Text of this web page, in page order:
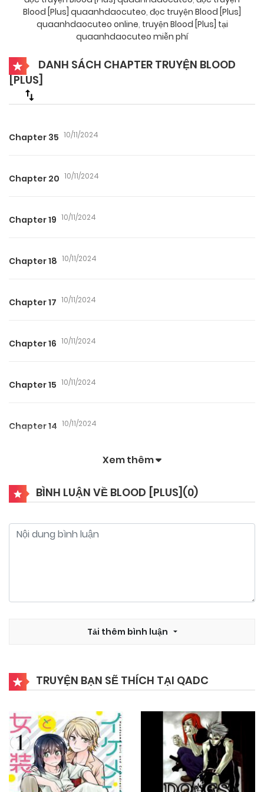
Blood [Plus] quaanhdaocuteo, đọc truyện Blood [Plus]
quaanhdaocuteo online, truyện Blood [Plus] tại
quaanhdaocuteo miễn phí
DANH SÁCH CHAPTER TRUYỆN BLOOD
[PLUS]
Chapter 35 10/11/2024
Chapter 20 10/11/2024
Chapter 19 10/11/2024
Chapter 18 10/11/2024
Chapter 17 10/11/2024
Chapter 16 10/11/2024
Chapter 15 10/11/2024
Chapter 14 10/11/2024
10/11/2024
Chapter 8
Chapter 7
Chapter 6 10/11/2024
Xem thêm
BÌNH LUẬN VỀ BLOOD [PLUS](0)
Tải thêm bình luận
TRUYỆN BẠN SẼ THÍCH TẠI QADC